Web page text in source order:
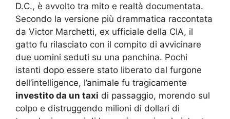
D.C., è avvolto tra mito e realtà documentata.
Secondo la versione più drammatica raccontata
da Victor Marchetti, ex ufficiale della CIA, il
gatto fu rilasciato con il compito di avvicinare
due uomini seduti su una panchina. Pochi
istanti dopo essere stato liberato dal furgone
dell’intelligence, l’animale fu tragicamente
investito da un taxi di passaggio, morendo sul
colpo e distruggendo milioni di dollari di